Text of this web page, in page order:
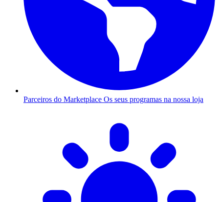
Parceiros do Marketplace Os seus programas na nossa loja